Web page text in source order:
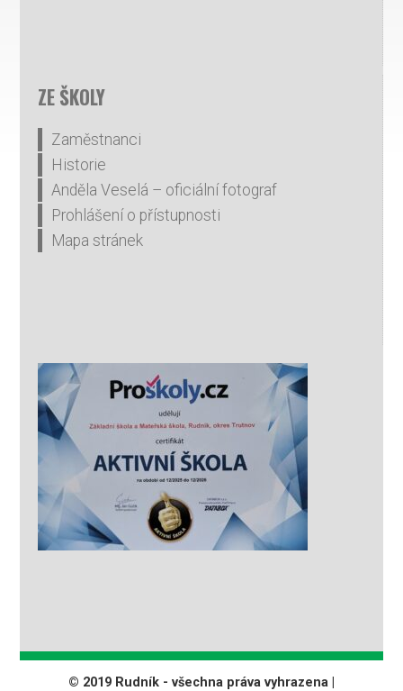
ZE ŠKOLY
Zaměstnanci
Historie
Anděla Veselá – oficiální fotograf
Prohlášení o přístupnosti
Mapa stránek
© 2019 Rudník - všechna práva vyhrazena |